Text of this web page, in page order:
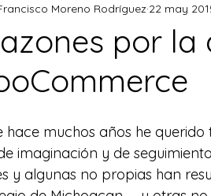
Desde las tripas
Teorias conspiracion
por la
Moreno Rodríguez 22 may
hace muchos años he
imaginación y de
y algunas no propias han